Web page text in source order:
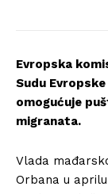
Evropska
Sudu
omogućuje
migranata.
Vlada
Orbana u